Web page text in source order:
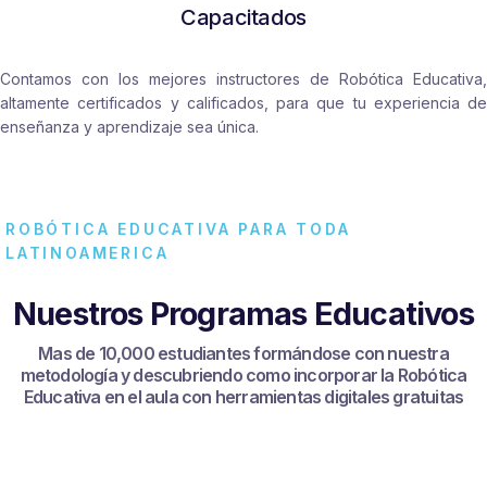
Capacitados
Contamos con los mejores instructores de Robótica Educativa,
altamente certificados y calificados, para que tu experiencia de
enseñanza y aprendizaje sea única.
ROBÓTICA EDUCATIVA PARA TODA
LATINOAMERICA
Nuestros Programas Educativos
Mas de 10,000 estudiantes formándose con nuestra
metodología y descubriendo como incorporar la Robótica
Educativa en el aula con herramientas digitales gratuitas